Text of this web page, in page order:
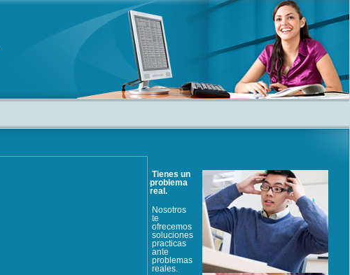
Tienes un
problema
real.
Nosotros
te
ofrecemos
soluciones
practicas
ante
problemas
reales.